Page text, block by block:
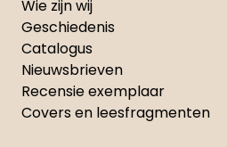
Wie zijn wij
Geschiedenis
Catalogus
Nieuwsbrieven
Recensie exemplaar
Covers en leesfragmenten